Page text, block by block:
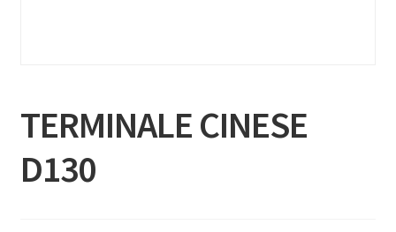
TERMINALE CINESE
D130